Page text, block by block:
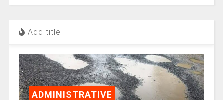
Add title
ADMINISTRATIVE